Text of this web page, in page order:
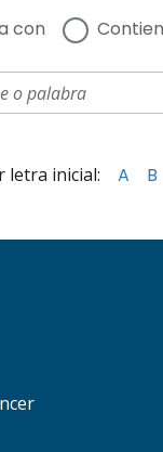
con
letra inicial: A B